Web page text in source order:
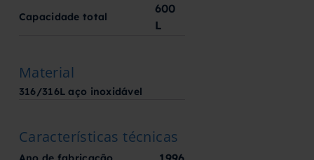
Capacidade total
600
L
Material
316/316L aço inoxidável
Características técnicas